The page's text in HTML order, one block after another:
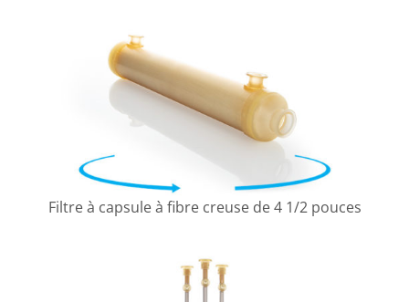
Filtre à capsule à fibre creuse de 4 1/2 pouces